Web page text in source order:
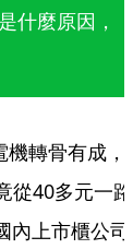
什麼原因，
機轉骨有成，
40多元一路
內上市櫃公司